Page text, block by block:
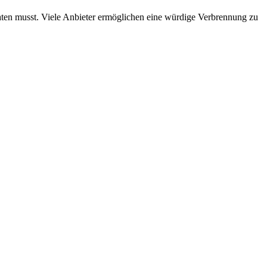
musst. Viele Anbieter ermöglichen eine würdige Verbrennung zu